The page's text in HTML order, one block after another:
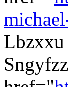
Lbzxxu